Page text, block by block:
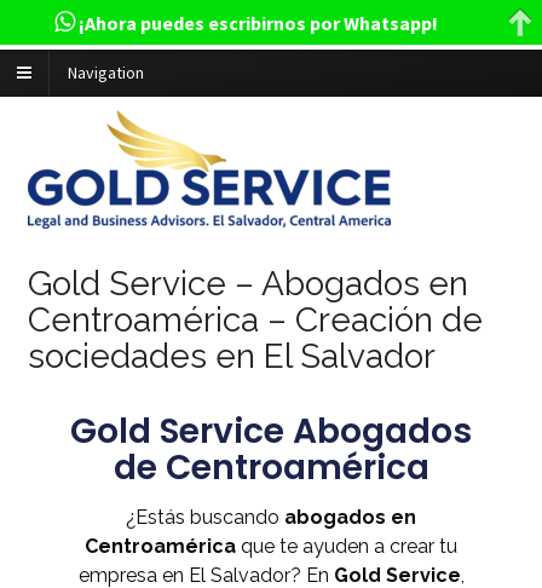
Navigation
Gold Service – Abogados en
Centroamérica – Creación de
sociedades en El Salvador
Gold Service Abogados
de Centroamérica
¿Estás buscando abogados en
Centroamérica que te ayuden a crear tu
empresa en El Salvador? En Gold Service,
¡Ahora puedes escribirnos por Whatsapp!